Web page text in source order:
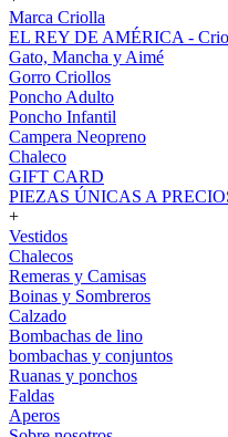
Marca Criolla
EL REY DE AMÉRICA -
Gato, Mancha y Aimé
Gorro Criollos
Poncho Adulto
Poncho Infantil
Campera Neopreno
Chaleco
GIFT CARD
PIEZAS ÚNICAS A
+
Vestidos
Chalecos
Remeras y Camisas
Boinas y Sombreros
Calzado
Bombachas de lino
bombachas y conjuntos
Ruanas y ponchos
Faldas
Aperos